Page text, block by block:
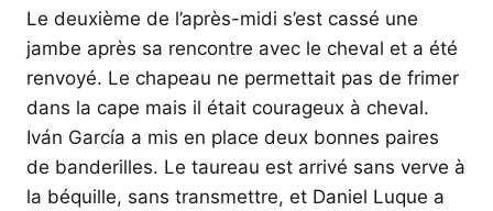
Le deuxième de l’après-midi s’est cassé une
jambe après sa rencontre avec le cheval et a été
renvoyé. Le chapeau ne permettait pas de frimer
dans la cape mais il était courageux à cheval.
Iván García a mis en place deux bonnes paires
de banderilles. Le taureau est arrivé sans verve à
la béquille, sans transmettre, et Daniel Luque a